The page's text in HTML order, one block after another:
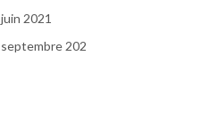
juin 2021
septembre 202